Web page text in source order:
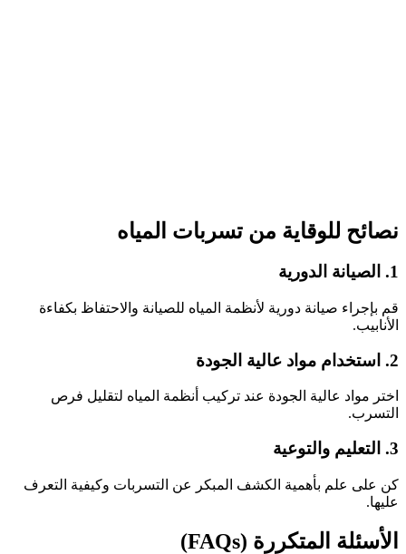
نصائح للوقاية من تسربات المياه
1. الصيانة الدورية
قم بإجراء صيانة دورية لأنظمة المياه للصيانة والاحتفاظ بكفاءة
الأنابيب.
2. استخدام مواد عالية الجودة
اختر مواد عالية الجودة عند تركيب أنظمة المياه لتقليل فرص
التسرب.
3. التعليم والتوعية
كن على علم بأهمية الكشف المبكر عن التسربات وكيفية التعرف
عليها.
الأسئلة المتكررة (FAQs)